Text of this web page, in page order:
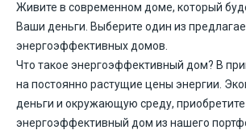
Живите в современном доме, который
Ваши деньги. Выберите один из
энергоэффективных домов.
Что такое энергоэффективный дом? В
на постоянно растущие цены энергии.
деньги и окружающую среду, приобретите
энергоэффективный дом из нашего